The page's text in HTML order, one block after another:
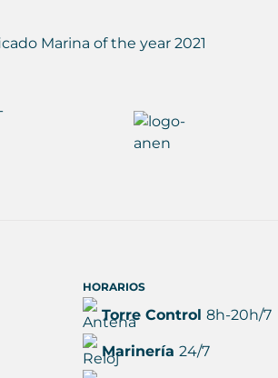
HORARIOS
Torre Control 8h-20h/7
Marinería 24/7